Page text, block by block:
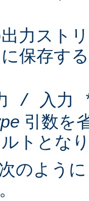
力スト
保存す
/ 入力
引数を
トとな
のよう